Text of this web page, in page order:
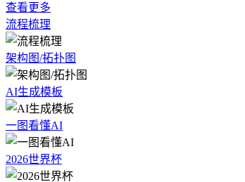
查看更多
流程梳理
架构图/拓扑图
AI生成模板
一图看懂AI
2026世界杯